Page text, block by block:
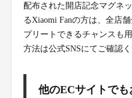
配布された開店記念マグネ
るXiaomi Fanの方は、全店
プリートできるチャンスも
方法は公式SNSにてご確認く
他のECサイトでも